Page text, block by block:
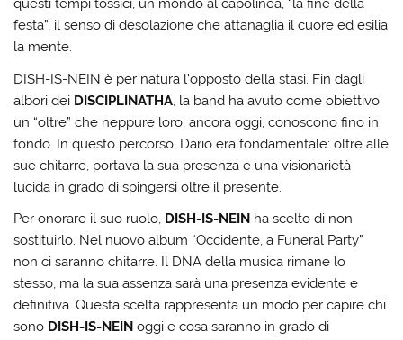
questi tempi tossici, un mondo al capolinea, “la fine della
festa”, il senso di desolazione che attanaglia il cuore ed esilia
la mente.
DISH-IS-NEIN è per natura l’opposto della stasi. Fin dagli
albori dei DISCIPLINATHA, la band ha avuto come obiettivo
un “oltre” che neppure loro, ancora oggi, conoscono fino in
fondo. In questo percorso, Dario era fondamentale: oltre alle
sue chitarre, portava la sua presenza e una visionarietà
lucida in grado di spingersi oltre il presente.
Per onorare il suo ruolo, DISH-IS-NEIN ha scelto di non
sostituirlo. Nel nuovo album “Occidente, a Funeral Party”
non ci saranno chitarre. Il DNA della musica rimane lo
stesso, ma la sua assenza sarà una presenza evidente e
definitiva. Questa scelta rappresenta un modo per capire chi
sono DISH-IS-NEIN oggi e cosa saranno in grado di